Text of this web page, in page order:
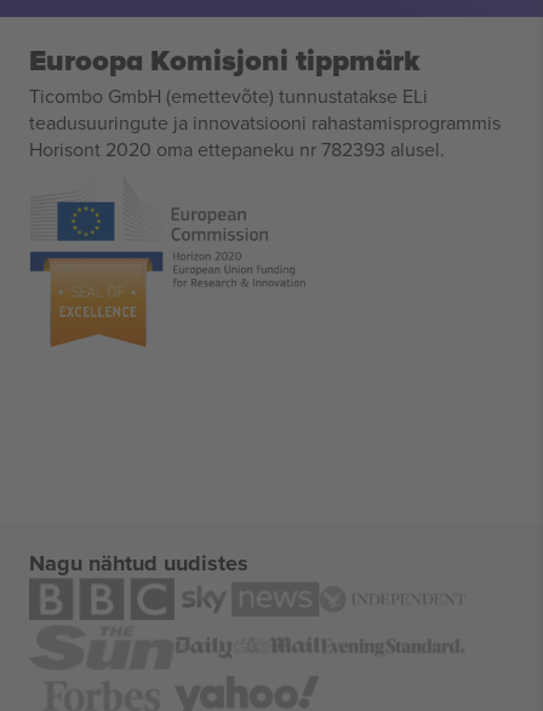
Euroopa Komisjoni tippmärk
Ticombo GmbH (emettevõte) tunnustatakse ELi
teadusuuringute ja innovatsiooni rahastamisprogrammis
Horisont 2020 oma ettepaneku nr 782393 alusel.
Nagu nähtud uudistes